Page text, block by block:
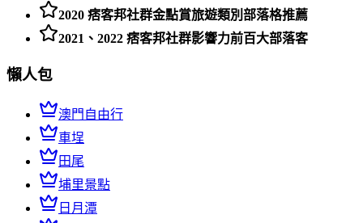
2020 痞客邦社群金點賞旅遊類別部落格推薦
2021、2022 痞客邦社群影響力前百大部落客
懶人包
澳門自由行
車埕
田尾
埔里景點
日月潭